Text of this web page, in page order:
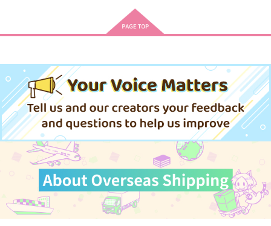
がんばれなぎくんもう
すこし！(メモ帳付き)
どんちゃんさわぎ
（税込）
凪誠士郎×御影玲王
すぽっと
629円（税込）
オクジー×バデーニ
ゆめのすこしあと
629円 （税込）
ルーク×ティア
限界同人あむぬいくん
472 円（税込）
名探偵コナン
あかぬい×あむぬい
サンプル
カート
容疑者は推しカプ殺人
湯田之坊
専売 1,540円（税込）
名探偵コナン
赤井秀一×安室透
サンプル
aly’s illust log book
ありの巣
専売 394円 （税込）
名探偵コナン
赤井秀一×安室透
サンプル